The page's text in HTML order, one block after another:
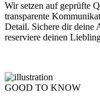
Wir setzen auf geprüfte
transparente
Detail. Sichere dir deine
reserviere deinen
GOOD TO KNOW